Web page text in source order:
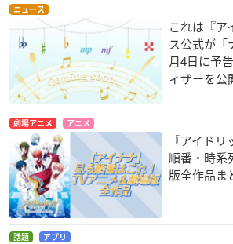
ニュース
これは『
ス公式が「
月4日に予
ィザーを公
劇場アニメ アニメ
『アイド
順番・時系
版全作品ま
話題 アプリ